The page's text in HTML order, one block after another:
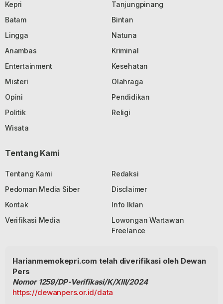
Kepri
Tanjungpinang
Batam
Bintan
Lingga
Natuna
Anambas
Kriminal
Entertainment
Kesehatan
Misteri
Olahraga
Opini
Pendidikan
Politik
Religi
Wisata
Tentang Kami
Tentang Kami
Redaksi
Pedoman Media Siber
Disclaimer
Kontak
Info Iklan
Verifikasi Media
Lowongan Wartawan
Freelance
Harianmemokepri.com telah diverifikasi oleh Dewan
Pers
Nomor 1259/DP-Verifikasi/K/XIII/2024
https://dewanpers.or.id/data